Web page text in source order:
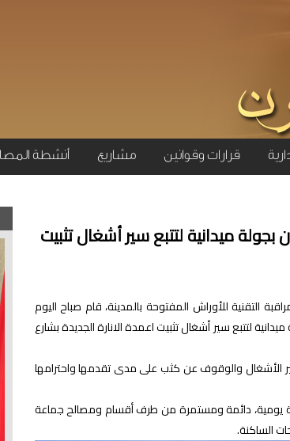
قرارات وقوانين مشاريع أنشطة
ميدانية لتتبع سير أشغال تثبيت
التقنية للأوراش المفتوحة بالمدينة، قام صباح اليوم
بجولة ميدانية لتتبع سير أشغال تثبيت اعمدة الانارة الجديدة بشارع
الأشغال والوقوف عن كثب على مدى تقدمها واحترامها
يومية، دائمة ومستمرة من طرف أقسام ومصالح جماعة
الساكنة.